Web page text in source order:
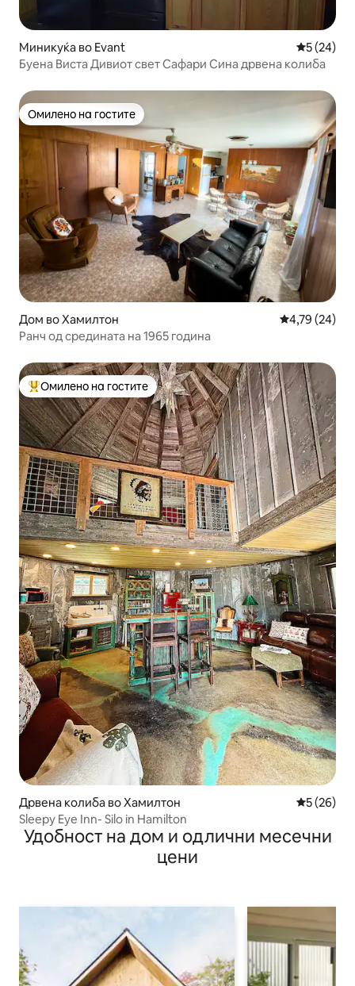
Миникуќа во Evant Просечна
5 (24)
Буена Виста Дивиот свет Сафари Сина дрвена колиба
Омилено на гостите
Омилено на гостите
Дом во Хамилтон Просечна
4,79 (24)
Ранч од средината на 1965 година
Меѓу најуспешните „Омилени на гостите“
Омилено на гостите
Дрвена колиба во Хамилтон Просечна
5 (26)
Sleepy Eye Inn- Silo in Hamilton
Удобност на дом и одлични месечни
цени